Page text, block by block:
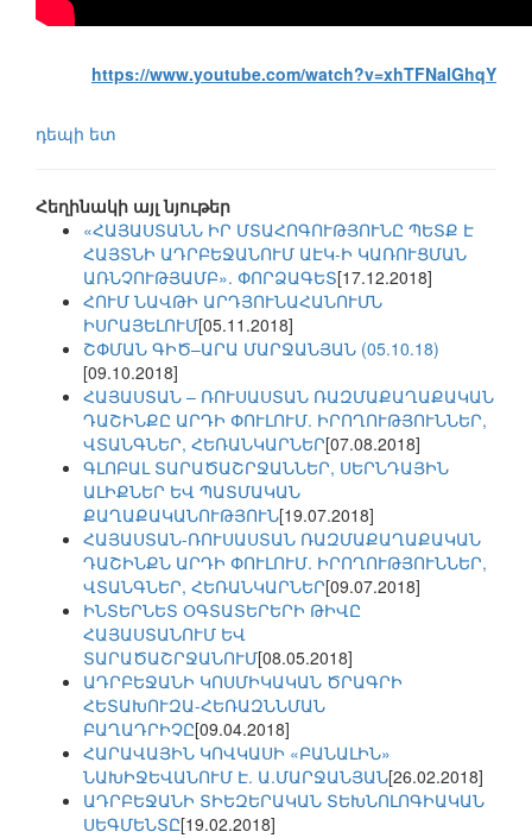
https://www.youtube.com/watch?v=xhTFNalGhqY
դեպի ետ
Հեղինակի այլ նյութեր
«ՀԱՅԱՍՏԱՆՆ ԻՐ ՄՏԱՀՈԳՈՒԹՅՈՒՆԸ ՊԵՏՔ Է
ՀԱՅՏՆԻ ԱԴՐԲԵՋԱՆՈՒՄ ԱԷԿ-Ի ԿԱՌՈՒՑՄԱՆ
ԱՌՆՉՈՒԹՅԱՄԲ». ՓՈՐՁԱԳԵՏ[17.12.2018]
ՀՈՒՄ ՆԱՎԹԻ ԱՐԴՅՈՒՆԱՀԱՆՈՒՄՆ
ԻՍՐԱՅԵԼՈՒՄ[05.11.2018]
ՇՓՄԱՆ ԳԻԾ–ԱՐԱ ՄԱՐՋԱՆՅԱՆ (05.10.18)
[09.10.2018]
ՀԱՅԱՍՏԱՆ – ՌՈՒՍԱՍՏԱՆ ՌԱԶՄԱՔԱՂԱՔԱԿԱՆ
ԴԱՇԻՆՔԸ ԱՐԴԻ ՓՈՒԼՈՒՄ. ԻՐՈՂՈՒԹՅՈՒՆՆԵՐ,
ՎՏԱՆԳՆԵՐ, ՀԵՌԱՆԿԱՐՆԵՐ[07.08.2018]
ԳԼՈԲԱԼ ՏԱՐԱԾԱՇՐՋԱՆՆԵՐ, ՍԵՐՆԴԱՅԻՆ
ԱԼԻՔՆԵՐ ԵՎ ՊԱՏՄԱԿԱՆ
ՔԱՂԱՔԱԿԱՆՈՒԹՅՈՒՆ[19.07.2018]
ՀԱՅԱՍՏԱՆ-ՌՈՒՍԱՍՏԱՆ ՌԱԶՄԱՔԱՂԱՔԱԿԱՆ
ԴԱՇԻՆՔՆ ԱՐԴԻ ՓՈՒԼՈՒՄ. ԻՐՈՂՈՒԹՅՈՒՆՆԵՐ,
ՎՏԱՆԳՆԵՐ, ՀԵՌԱՆԿԱՐՆԵՐ[09.07.2018]
ԻՆՏԵՐՆԵՏ ՕԳՏԱՏԵՐԵՐԻ ԹԻՎԸ
ՀԱՅԱՍՏԱՆՈՒՄ ԵՎ
ՏԱՐԱԾԱՇՐՋԱՆՈՒՄ[08.05.2018]
ԱԴՐԲԵՋԱՆԻ ԿՈՍՄԻԿԱԿԱՆ ԾՐԱԳՐԻ
ՀԵՏԱԽՈՒԶԱ-ՀԵՌԱԶՆՆՄԱՆ
ԲԱՂԱԴՐԻՉԸ[09.04.2018]
ՀԱՐԱՎԱՅԻՆ ԿՈՎԿԱՍԻ «ԲԱՆԱԼԻՆ»
ՆԱԽԻՋԵՎԱՆՈՒՄ Է. Ա.ՄԱՐՋԱՆՅԱՆ[26.02.2018]
ԱԴՐԲԵՋԱՆԻ ՏԻԵԶԵՐԱԿԱՆ ՏԵԽՆՈԼՈԳԻԱԿԱՆ
ՍԵԳՄԵՆՏԸ[19.02.2018]